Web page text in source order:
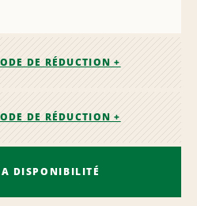
DE RÉDUCTION +
DE RÉDUCTION +
DISPONIBILITÉ